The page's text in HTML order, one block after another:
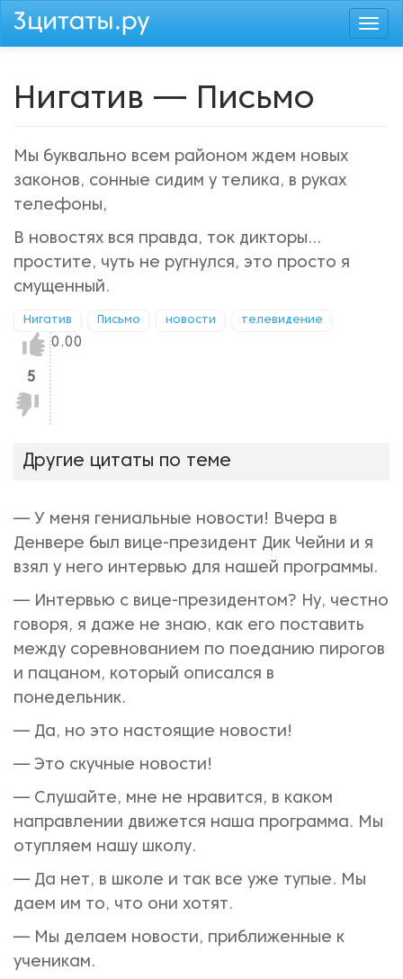
Перейти
Нигатив — Письмо
Мы буквально всем районом ждем новых
законов, сонные сидим у телика, в руках
телефоны,
В новостях вся правда, ток дикторы...
простите, чуть не ругнулся, это просто я
смущенный.
Нигатив Письмо новости телевидение
Нравится!
5
Не
нравится!
0.00
Другие цитаты по теме
— У меня гениальные новости! Вчера в
Денвере был вице-президент Дик Чейни и я
взял у него интервью для нашей программы.
— Интервью с вице-президентом? Ну, честно
говоря, я даже не знаю, как его поставить
между соревнованием по поеданию пирогов
и пацаном, который описался в
понедельник.
— Да, но это настоящие новости!
— Это скучные новости!
— Слушайте, мне не нравится, в каком
направлении движется наша программа. Мы
отупляем нашу школу.
— Да нет, в школе и так все уже тупые. Мы
даем им то, что они хотят.
— Мы делаем новости, приближенные к
ученикам.